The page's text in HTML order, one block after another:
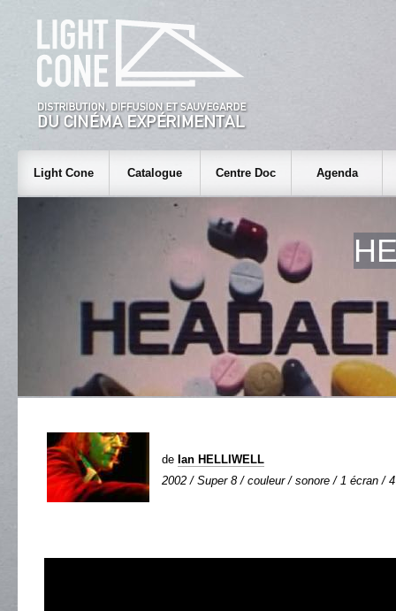
Light Cone Catalogue Centre Doc Agenda
de Ian HELLIWELL
2002 / Super 8 / couleur / sonore / 1 écran /